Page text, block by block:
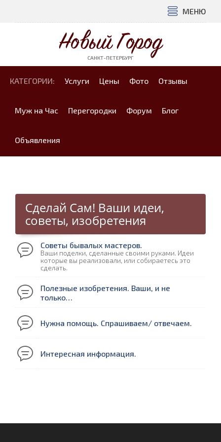
МЕНЮ
Новый Город
САНКТ-ПЕТЕРБУРГ
КАТЕГОРИИ: Услуги Цены Фото Отзывы
Муж на Час Перегородки Форум Блог
Объявления
Сделай Сам! Ваши идеи,
советы, изобретения
Советы бывалых мастеров.
Ваши поделки, сделанные своими руками. Идеи
которые вы реализовали, или собираетесь это
сделать.
Полезные изобретения. Ваши, и не
только…
Нужна помощь. Спрашиваем/ отвечаем.
Интересная информация.